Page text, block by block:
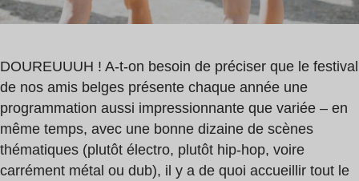
DOUREUUUH ! A-t-on besoin de préciser que le festival
de nos amis belges présente chaque année une
programmation aussi impressionnante que variée – en
même temps, avec une bonne dizaine de scènes
thématiques (plutôt électro, plutôt hip-hop, voire
carrément métal ou dub), il y a de quoi accueillir tout le